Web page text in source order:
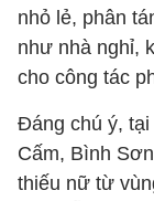
nhỏ lẻ, phân
như nhà nghỉ,
cho công tác
Đáng chú ý,
Cấm, Bình
thiếu nữ từ